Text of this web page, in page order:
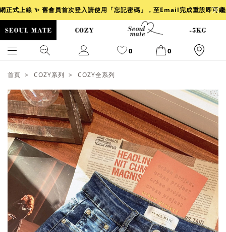
正式上線 ✨ 舊會員首次登入請使用「忘記密碼」，至Email完成重設即可
0 0
爆乳 背心 洋裝 舒芙蕾
小香風 透膚 小香 牛仔
襯衫 褲裙 牛仔裙 冰感
涼感
首頁 COZY系列 COZY全系列